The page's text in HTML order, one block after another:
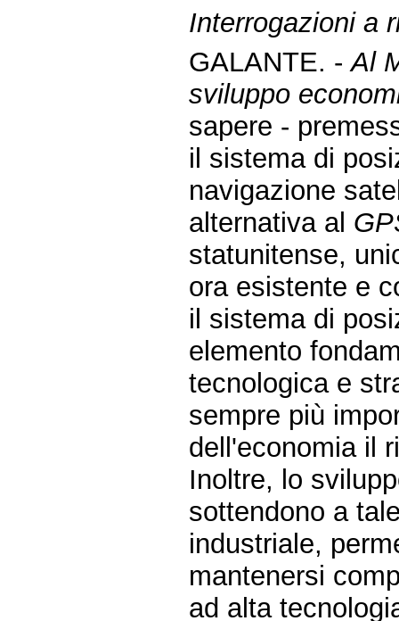
Interrogazioni a
GALANTE. -Al
sviluppo
sapere -
il sistema di
navigazione
alternativa al
statunitense,
ora esistente e
il sistema di
elemento
tecnologica e
sempre più
dell'economia il
Inoltre, lo
sottendono a
industriale,
mantenersi
ad alta